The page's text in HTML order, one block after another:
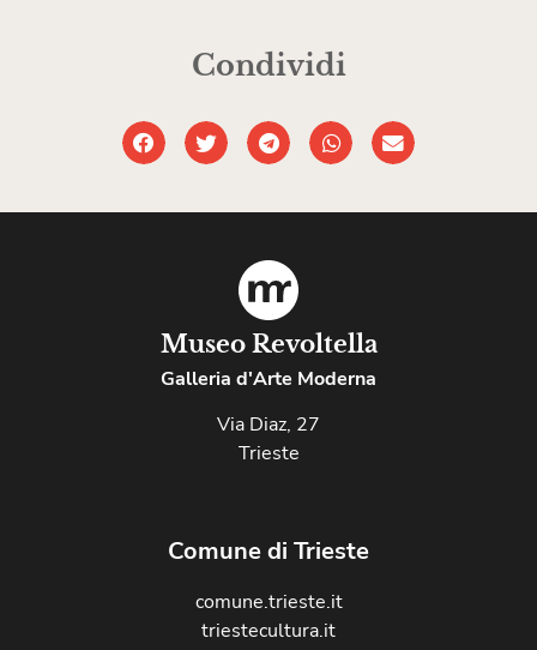
Condividi
Museo Revoltella
Galleria d'Arte Moderna
Via Diaz, 27
Trieste
Comune di Trieste
comune.trieste.it
triestecultura.it